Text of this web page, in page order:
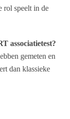
rol speelt in de
associatietest?
gemeten en
dan klassieke